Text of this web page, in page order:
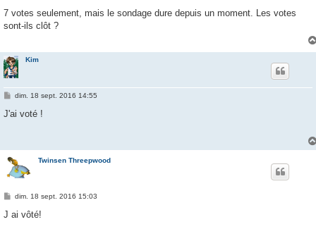
s
a
7 votes seulement, mais le sondage dure depuis un moment. Les votes
sont-ils clôt ?
Kim
M
s
dim. 18 sept. 2016 14:55
J'ai voté !
Twinsen Threepwood
M
s
dim. 18 sept. 2016 15:03
J ai vôté!